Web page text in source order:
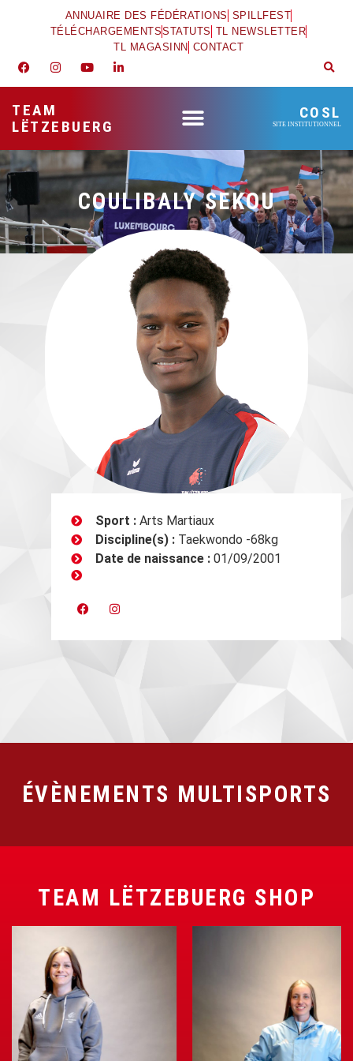
ANNUAIRE DES FÉDÉRATIONS SPILLFEST
TÉLÉCHARGEMENTSSTATUTS TL NEWSLETTER
TL MAGASINN CONTACT
TEAM
LËTZEBUERG
COSL
SITE INSTITUTIONNEL
COULIBALY SEKOU
Sport :Arts Martiaux
Discipline(s) :Taekwondo -68kg
Date de naissance :01/09/2001
ÉVÈNEMENTS MULTISPORTS
TEAM LËTZEBUERG SHOP